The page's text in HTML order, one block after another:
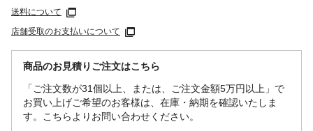
送料について
店舗受取のお支払いについて
商品のお見積りご注文はこちら
「ご注文数が31個以上、または、ご注文金額5万円以上」で
お買い上げご希望のお客様は、在庫・納期を確認いたしま
す。こちらよりお問い合わせください。